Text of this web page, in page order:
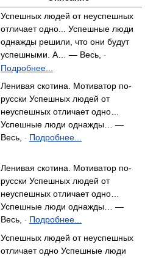
Успешных людей от неуспешных
отличает одно... Успешные люди
однажды решили, что они будут
успешными. А… — Весь,
-
Подробнее...
Ленивая скотина. Мотиватор по-
русски Успешных людей от
неуспешных отличает одно…
Успешные люди однажды… —
Весь,
- Подробнее...
Ленивая скотина. Мотиватор по-
русски Успешных людей от
неуспешных отличает одно…
Успешные люди однажды… —
Весь,
- Подробнее...
Успешных людей от неуспешных
отличает одно Успешные люди